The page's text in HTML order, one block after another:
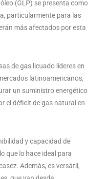
(GLP) se presenta como
particularmente para las
más afectados por esta
de gas licuado líderes en
latinoamericanos,
un suministro energético
el déficit de gas natural en
y capacidad de
que lo hace ideal para
Además, es versátil,